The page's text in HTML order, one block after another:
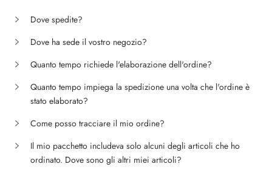
Dove spedite?
Dove ha sede il vostro negozio?
Quanto tempo richiede l'elaborazione dell'ordine?
Quanto tempo impiega la spedizione una volta che l'ordine è
stato elaborato?
Come posso tracciare il mio ordine?
Il mio pacchetto includeva solo alcuni degli articoli che ho
ordinato. Dove sono gli altri miei articoli?